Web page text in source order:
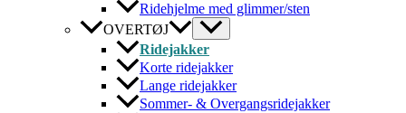
Ridehjelme med glimmer/sten
OVERTØJ
Ridejakker
Korte ridejakker
Lange ridejakker
Sommer- & Overgangsridejakker